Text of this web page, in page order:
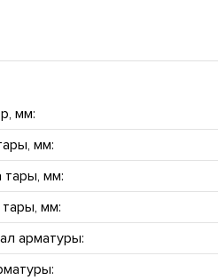
мм:
мм:
мм:
мм:
арматуры: